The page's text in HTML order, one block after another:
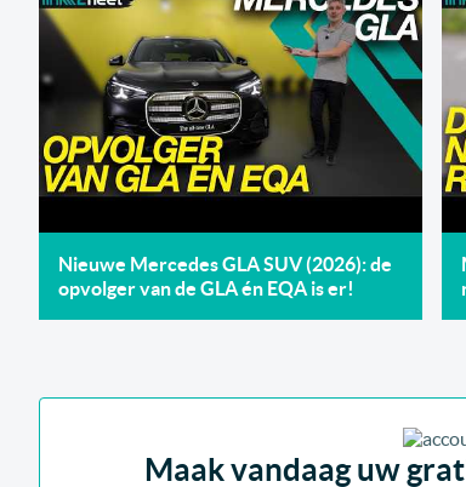
Nieuwe Mercedes GLA SUV (2026): de
opvolger van de GLA én EQA is er!
Maak vandaag uw